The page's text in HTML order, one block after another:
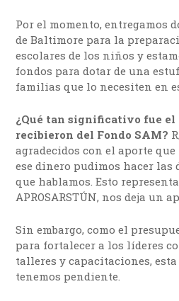
Por el momento, entregamos
de Baltimore para la
escolares de los niños y
fondos para dotar de una
familias que lo necesiten en
¿Qué tan significativo fue
recibieron del Fondo SAM?
agradecidos con el aporte que
ese dinero pudimos hacer las
que hablamos. Esto
APROSARSTÚN, nos deja un
Sin embargo, como el
para fortalecer a los líderes
talleres y capacitaciones,
tenemos pendiente.